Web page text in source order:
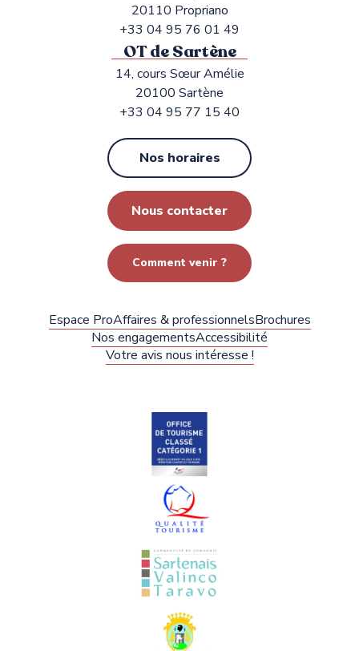
20110 Propriano
+33 04 95 76 01 49
OT de Sartène
14, cours Sœur Amélie
20100 Sartène
+33 04 95 77 15 40
Nos horaires
Nous contacter
Comment venir ?
Espace ProAffaires & professionnelsBrochures
Nos engagementsAccessibilité
Votre avis nous intéresse !